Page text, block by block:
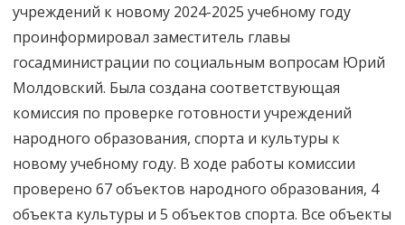
учреждений к новому 2024-2025 учебному году
проинформировал заместитель главы
госадминистрации по социальным вопросам Юрий
Молдовский. Была создана соответствующая
комиссия по проверке готовности учреждений
народного образования, спорта и культуры к
новому учебному году. В ходе работы комиссии
проверено 67 объектов народного образования, 4
объекта культуры и 5 объектов спорта. Все объекты